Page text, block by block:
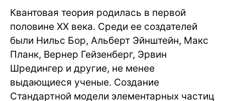
Квантовая теория родилась в первой
половине XX века. Среди ее создателей
были Нильс Бор, Альберт Эйнштейн, Макс
Планк, Вернер Гейзенберг, Эрвин
Шредингер и другие, не менее
выдающиеся ученые. Создание
Стандартной модели элементарных частиц